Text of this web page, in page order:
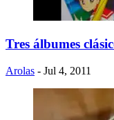
Tres álbumes
Arolas - Jul 4, 2011